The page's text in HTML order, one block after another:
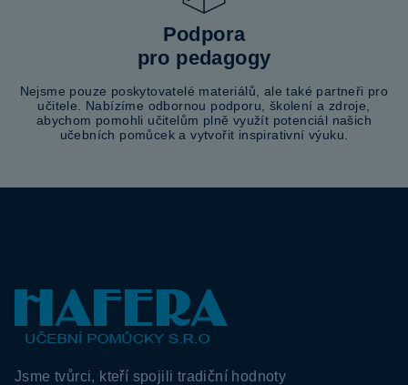
Podpora
pro pedagogy
Nejsme pouze poskytovatelé materiálů, ale také partneři pro
učitele. Nabízíme odbornou podporu, školení a zdroje,
abychom pomohli učitelům plně využít potenciál našich
učebních pomůcek a vytvořit inspirativní výuku.
p
Jsme tvůrci, kteří spojili tradiční hodnoty